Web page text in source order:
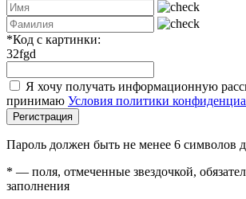
*Код с картинки:
32fgd
Я хочу получать информационную
принимаю Условия политики
Регистрация
Пароль должен быть не менее 6 символов
* — поля, отмеченные звездочкой,
заполнения